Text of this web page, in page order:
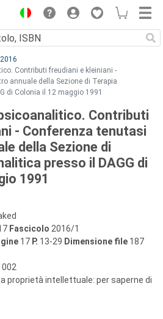
2016
Contributi freudiani e kleiniani -
annuale della Sezione di Terapia
di Colonia il 12 maggio 1991
Contributi
- Conferenza tenutasi
della Sezione di
presso il DAGG di
1991
Fascicolo 2016/1
17 P. 13-29 Dimensione file 187
proprietà intellettuale: per saperne di